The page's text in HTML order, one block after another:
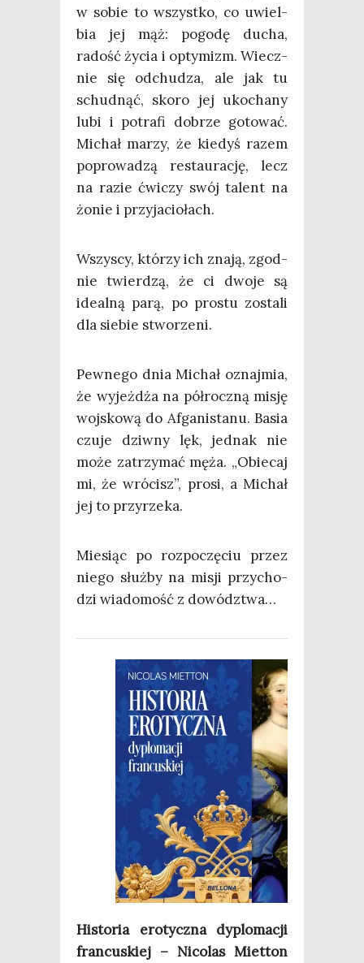
w sobie to wszyst­ko, co uwiel­
bia jej mąż: pogo­dę ducha,
radość życia i opty­mizm. Wiecz­
nie się odchu­dza, ale jak tu
schud­nąć, sko­ro jej uko­cha­ny
lubi i potra­fi dobrze goto­wać.
Michał marzy, że kie­dyś razem
popro­wa­dzą restau­ra­cję, lecz
na razie ćwi­czy swój talent na
żonie i przyjaciołach.
Wszy­scy, któ­rzy ich zna­ją, zgod­
nie twier­dzą, że ci dwo­je są
ide­al­ną parą, po pro­stu zosta­li
dla sie­bie stworzeni.
Pew­ne­go dnia Michał oznaj­mia,
że wyjeż­dża na pół­rocz­ną misję
woj­sko­wą do Afga­ni­sta­nu. Basia
czu­je dziw­ny lęk, jed­nak nie
może zatrzy­mać męża. „Obie­caj
mi, że wró­cisz”, pro­si, a Michał
jej to przyrzeka.
Mie­siąc po roz­po­czę­ciu przez
nie­go służ­by na misji przy­cho­
dzi wia­do­mość z dowództwa…
Histo­ria ero­tycz­na dyplo­ma­cji
fran­cu­skiej – Nico­las Miet­ton